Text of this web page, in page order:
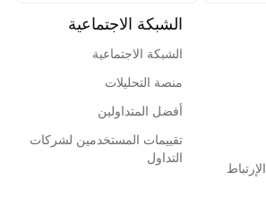
الشبكة الاجتماعية
الشبكة الاجتماعية
منصة التحليلات
أفضل المتداولين
تقييمات المستخدمين لشركات
التداول